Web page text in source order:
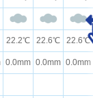
22.2℃ 22.6℃ 22.6℃
0.0mm 0.0mm 0.0mm